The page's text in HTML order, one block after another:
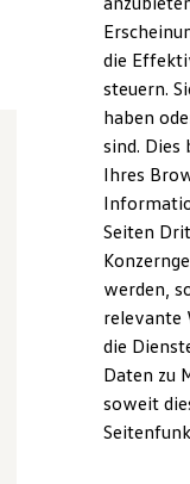
Kosten
E-
Software
ID.
Hybridautos
Marke und
R-
Driving
Probefahrt
die
steuern.
haben
sind.
Ihres
Seiten
werden,
relevante
die
Daten zu
soweit